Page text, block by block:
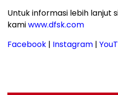
Untuk informasi lebih lanjut
kamiwww.dfsk.com
Facebook | Instagram |